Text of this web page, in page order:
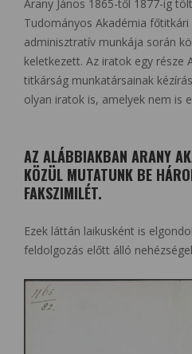
Arany János 1865-től 1877-ig
Tudományos Akadémia
adminisztratív munkája során
keletkezett. Az iratok egy része
titkárság munkatársainak
olyan iratok is, amelyek nem is
AZ ALÁBBIAKBAN ARANY
KÖZÜL MUTATUNK BE
FAKSZIMILÉT.
Ezek láttán laikusként is
feldolgozás előtt álló